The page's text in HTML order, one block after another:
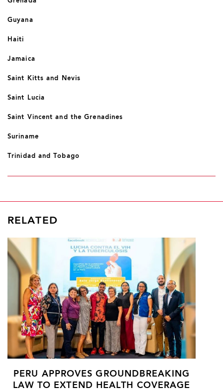
Guyana
Haiti
Jamaica
Saint Kitts and Nevis
Saint Lucia
Saint Vincent and the Grenadines
Suriname
Trinidad and Tobago
RELATED
PERU APPROVES GROUNDBREAKING
LAW TO EXTEND HEALTH COVERAGE